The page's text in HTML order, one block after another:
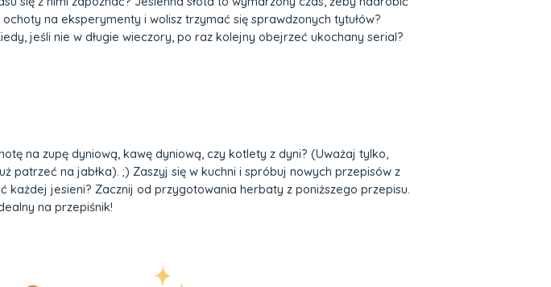
na eksperymenty i wolisz trzymać się sprawdzonych tytułów?
jeśli nie w długie wieczory, po raz kolejny obejrzeć ukochany serial?
na zupę dyniową, kawę dyniową, czy kotlety z dyni? (Uważaj tylko,
patrzeć na jabłka). ;) Zaszyj się w kuchni i spróbuj nowych przepisów z
jesieni? Zacznij od przygotowania herbaty z poniższego przepisu.
na przepiśnik!